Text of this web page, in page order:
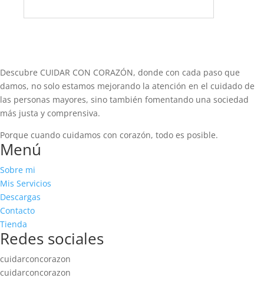
Descubre CUIDAR CON CORAZÓN, donde con cada paso que
damos, no solo estamos mejorando la atención en el cuidado de
las personas mayores, sino también fomentando una sociedad
más justa y comprensiva.
Porque cuando cuidamos con corazón, todo es posible.
Menú
Sobre mi
Mis Servicios
Descargas
Contacto
Tienda
Redes sociales
cuidarconcorazon
cuidarconcorazon